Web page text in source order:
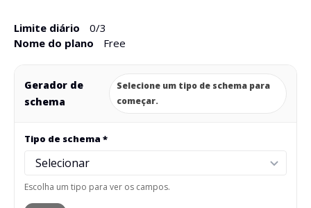
ATUALIZAR
Limite diário 0/3
Nome do plano
Free
Gerador de
schema
Selecione um tipo de schema para
começar.
Tipo de schema *
Escolha um tipo para ver os campos.